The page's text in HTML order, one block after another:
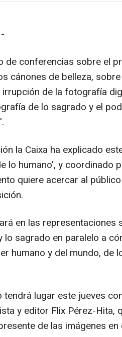
de conferencias sobre el
cánones de belleza,
de la fotografía
de lo sagrado y el
la Caixa ha explicado
lo humano', y coordinado
quiere acercar al
en las representaciones
lo sagrado en paralelo a
humano y del mundo, de
lugar este jueves
y editor Flix Pérez-Hita,
de las imágenes